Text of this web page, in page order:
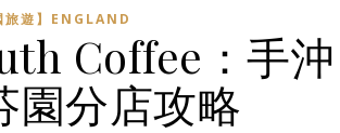
旅遊】ENGLAND
Coffee：手沖
園分店攻略